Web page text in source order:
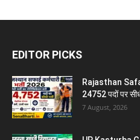
EDITOR PICKS
Rajasthan
24752 पदों पर
7 August, 2026